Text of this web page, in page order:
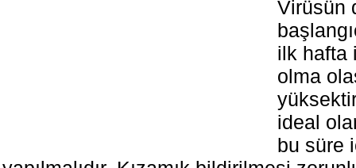
Virüsün
ilk hafta
olma
ideal
bu süre